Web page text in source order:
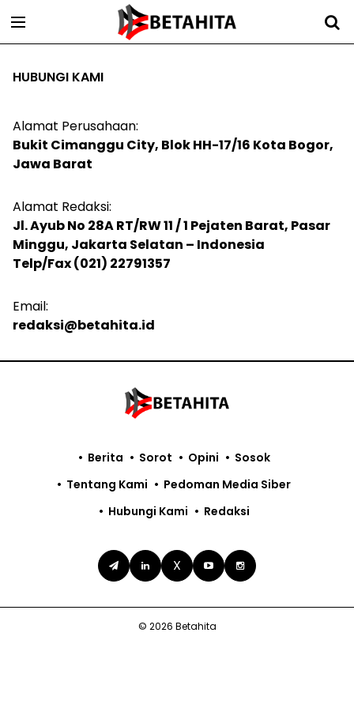
HUBUNGI KAMI
Alamat Perusahaan:
Bukit Cimanggu City, Blok HH-17/16 Kota Bogor,
Jawa Barat
Alamat Redaksi:
Jl. Ayub No 28A RT/RW 11 / 1 Pejaten Barat, Pasar
Minggu, Jakarta Selatan – Indonesia
Telp/Fax (021) 22791357
Email:
redaksi@betahita.id
X
Berita Sorot Opini
Sosok
Tentang Kami
Pedoman Media Siber
Hubungi Kami
Redaksi
© 2026 Betahita